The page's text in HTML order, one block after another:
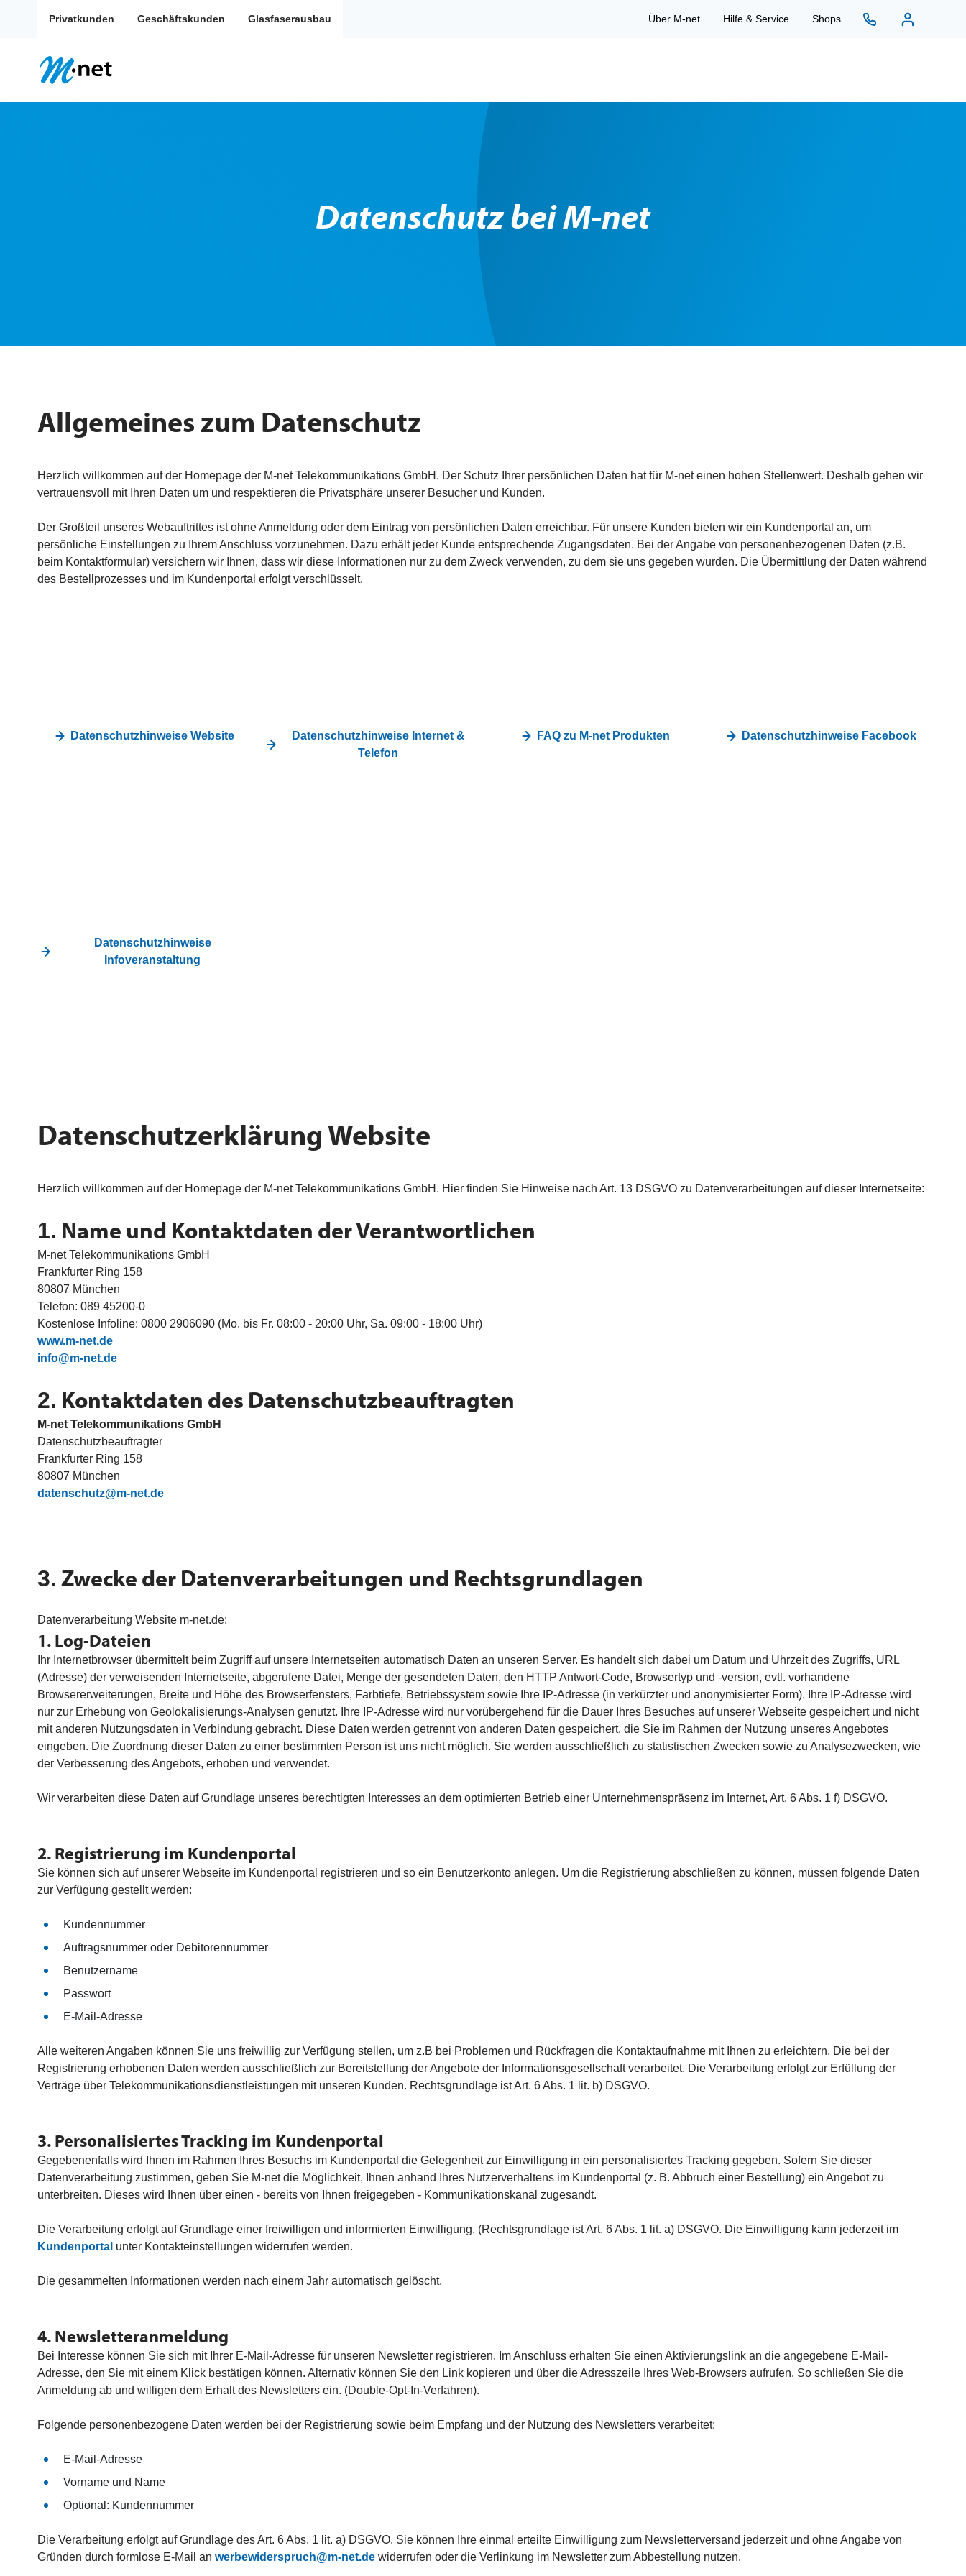
Privatkunden Geschäftskunden Glasfaserausbau Über M-net Hilfe & Service Shops
Kostenlose
Datenschutz bei M-net
Allgemeines zum Datenschutz
Herzlich willkommen auf der Homepage der M-net Telekommunikations GmbH. Der Schutz Ihrer persönlichen Daten hat für M-net einen hohen Stellenwert. Deshalb gehen wir
vertrauensvoll mit Ihren Daten um und respektieren die Privatsphäre unserer Besucher und Kunden.
Der Großteil unseres Webauftrittes ist ohne Anmeldung oder dem Eintrag von persönlichen Daten erreichbar. Für unsere Kunden bieten wir ein Kundenportal an, um
persönliche Einstellungen zu Ihrem Anschluss vorzunehmen. Dazu erhält jeder Kunde entsprechende Zugangsdaten. Bei der Angabe von personenbezogenen Daten (z.B.
beim Kontaktformular) versichern wir Ihnen, dass wir diese Informationen nur zu dem Zweck verwenden, zu dem sie uns gegeben wurden. Die Übermittlung der Daten während
des Bestellprozesses und im Kundenportal erfolgt verschlüsselt.
Datenschutzhinweise Website
Datenschutzhinweise Internet &
Telefon
FAQ zu M-net Produkten Datenschutzhinweise Facebook
Datenschutzhinweise
Infoveranstaltung
Datenschutzerklärung Website
Herzlich willkommen auf der Homepage der M-net Telekommunikations GmbH. Hier finden Sie Hinweise nach Art. 13 DSGVO zu Datenverarbeitungen auf dieser Internetseite:
1. Name und Kontaktdaten der Verantwortlichen
M-net Telekommunikations GmbH
Frankfurter Ring 158
80807 München
Telefon: 089 45200-0
Kostenlose Infoline: 0800 2906090 (Mo. bis Fr. 08:00 - 20:00 Uhr, Sa. 09:00 - 18:00 Uhr)
www.m-net.de
info@m-net.de
2. Kontaktdaten des Datenschutzbeauftragten
M-net Telekommunikations GmbH
Datenschutzbeauftragter
Frankfurter Ring 158
80807 München
datenschutz@m-net.de
3. Zwecke der Datenverarbeitungen und Rechtsgrundlagen
Datenverarbeitung Website m-net.de:
1. Log-Dateien
Ihr Internetbrowser übermittelt beim Zugriff auf unsere Internetseiten automatisch Daten an unseren Server. Es handelt sich dabei um Datum und Uhrzeit des Zugriffs, URL
(Adresse) der verweisenden Internetseite, abgerufene Datei, Menge der gesendeten Daten, den HTTP Antwort-Code, Browsertyp und -version, evtl. vorhandene
Browsererweiterungen, Breite und Höhe des Browserfensters, Farbtiefe, Betriebssystem sowie Ihre IP-Adresse (in verkürzter und anonymisierter Form). Ihre IP-Adresse wird
nur zur Erhebung von Geolokalisierungs-Analysen genutzt. Ihre IP-Adresse wird nur vorübergehend für die Dauer Ihres Besuches auf unserer Webseite gespeichert und nicht
mit anderen Nutzungsdaten in Verbindung gebracht. Diese Daten werden getrennt von anderen Daten gespeichert, die Sie im Rahmen der Nutzung unseres Angebotes
eingeben. Die Zuordnung dieser Daten zu einer bestimmten Person ist uns nicht möglich. Sie werden ausschließlich zu statistischen Zwecken sowie zu Analysezwecken, wie
der Verbesserung des Angebots, erhoben und verwendet.
Wir verarbeiten diese Daten auf Grundlage unseres berechtigten Interesses an dem optimierten Betrieb einer Unternehmenspräsenz im Internet, Art. 6 Abs. 1 f) DSGVO.
2. Registrierung im Kundenportal
Sie können sich auf unserer Webseite im Kundenportal registrieren und so ein Benutzerkonto anlegen. Um die Registrierung abschließen zu können, müssen folgende Daten
zur Verfügung gestellt werden:
Kundennummer
Auftragsnummer oder Debitorennummer
Benutzername
Passwort
E-Mail-Adresse
Alle weiteren Angaben können Sie uns freiwillig zur Verfügung stellen, um z.B bei Problemen und Rückfragen die Kontaktaufnahme mit Ihnen zu erleichtern. Die bei der
Registrierung erhobenen Daten werden ausschließlich zur Bereitstellung der Angebote der Informationsgesellschaft verarbeitet. Die Verarbeitung erfolgt zur Erfüllung der
Verträge über Telekommunikationsdienstleistungen mit unseren Kunden. Rechtsgrundlage ist Art. 6 Abs. 1 lit. b) DSGVO.
3. Personalisiertes Tracking im Kundenportal
Gegebenenfalls wird Ihnen im Rahmen Ihres Besuchs im Kundenportal die Gelegenheit zur Einwilligung in ein personalisiertes Tracking gegeben. Sofern Sie dieser
Datenverarbeitung zustimmen, geben Sie M-net die Möglichkeit, Ihnen anhand Ihres Nutzerverhaltens im Kundenportal (z. B. Abbruch einer Bestellung) ein Angebot zu
unterbreiten. Dieses wird Ihnen über einen - bereits von Ihnen freigegeben - Kommunikationskanal zugesandt.
Die Verarbeitung erfolgt auf Grundlage einer freiwilligen und informierten Einwilligung. (Rechtsgrundlage ist Art. 6 Abs. 1 lit. a) DSGVO. Die Einwilligung kann jederzeit im
Kundenportal unter Kontakteinstellungen widerrufen werden.
Die gesammelten Informationen werden nach einem Jahr automatisch gelöscht.
4. Newsletteranmeldung
Bei Interesse können Sie sich mit Ihrer E-Mail-Adresse für unseren Newsletter registrieren. Im Anschluss erhalten Sie einen Aktivierungslink an die angegebene E-Mail-
Adresse, den Sie mit einem Klick bestätigen können. Alternativ können Sie den Link kopieren und über die Adresszeile Ihres Web-Browsers aufrufen. So schließen Sie die
Anmeldung ab und willigen dem Erhalt des Newsletters ein. (Double-Opt-In-Verfahren).
Folgende personenbezogene Daten werden bei der Registrierung sowie beim Empfang und der Nutzung des Newsletters verarbeitet:
E-Mail-Adresse
Vorname und Name
Optional: Kundennummer
Die Verarbeitung erfolgt auf Grundlage des Art. 6 Abs. 1 lit. a) DSGVO. Sie können Ihre einmal erteilte Einwilligung zum Newsletterversand jederzeit und ohne Angabe von
Gründen durch formlose E-Mail an werbewiderspruch@m-net.de widerrufen oder die Verlinkung im Newsletter zum Abbestellung nutzen.